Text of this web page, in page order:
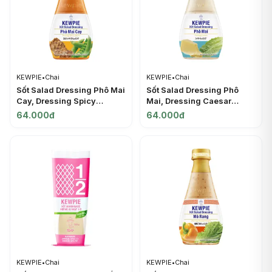
KEWPIE•Chai
Sốt Salad Dressing Phô Mai
Cay, Dressing Spicy
Cheese (210ml) - KEWPIE
64.000đ
KEWPIE•Chai
Sốt Salad Dressing Phô
Mai, Dressing Caesar
(210ml) - KEWPIE
64.000đ
KEWPIE•Chai KEWPIE•Chai